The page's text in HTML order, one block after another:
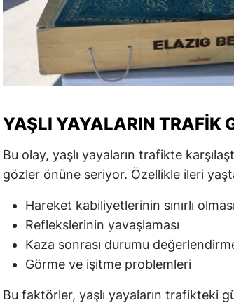
YAŞLI YAYALARIN TRAFIK
Bu olay, yaşlı yayaların trafikte
gözler önüne seriyor. Özellikle ileri
Hareket kabiliyetlerinin sınırlı olması
Reflekslerinin yavaşlaması
Kaza sonrası durumu
Görme ve işitme problemleri
Bu faktörler, yaşlı yayaların trafikteki